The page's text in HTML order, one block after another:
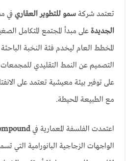
تعتمد شركةسمو للتطوير العقاري في
الجديدة على مبدأ المجتمع المتكامل
المخطط العام ليخدم فئة النخبة
التصميم عن النمط التقليدي للمجمعات
على توفير بيئة معيشية تعتمد على
مع الطبيعة المحيطة.
اعتمدت الفلسفة المعمارية في
الواجهات الزجاجية البانورامية التي